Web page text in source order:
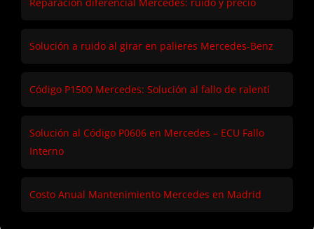
Solución a ruido al girar en palieres Mercedes-Benz
Código P1500 Mercedes: Solución al fallo de ralentí
Solución al Código P0606 en Mercedes – ECU Fallo
Interno
Costo Anual Mantenimiento Mercedes en Madrid